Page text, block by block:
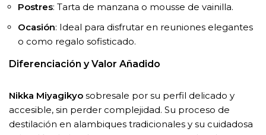
Postres: Tarta de manzana o mousse de vainilla.
Ocasión: Ideal para disfrutar en reuniones elegantes
o como regalo sofisticado.
Diferenciación y Valor Añadido
Nikka Miyagikyo sobresale por su perfil delicado y
accesible, sin perder complejidad. Su proceso de
destilación en alambiques tradicionales y su cuidadosa